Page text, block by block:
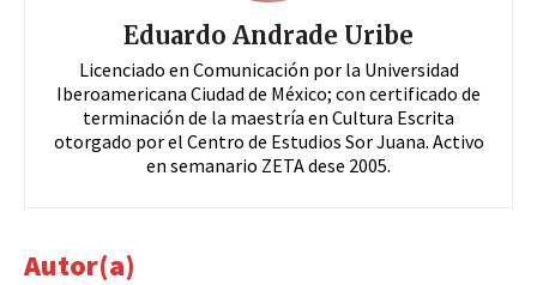
Eduardo Andrade Uribe
Licenciado en Comunicación por la Universidad
Iberoamericana Ciudad de México; con certificado de
terminación de la maestría en Cultura Escrita
otorgado por el Centro de Estudios Sor Juana. Activo
en semanario ZETA dese 2005.
Autor(a)